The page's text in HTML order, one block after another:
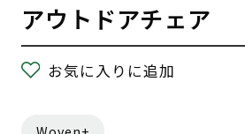
アウトドアチェア
お気に入りに追加